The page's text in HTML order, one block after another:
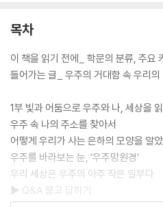
려움과 설렘을 통해 우리 자신이 어디
목차
이 책을 읽기 전에_ 학문의 분류, 주요
들어가는 글_ 우주의 거대함 속 우리
1부 빛과 어둠으로 우주와 나, 세상을
우주 속 나의 주소를 찾아서
어떻게 우리가 사는 은하의 모양을 알
우주를 바라보는 눈, ‘우주망원경’
우리 세상은 우주의 아주 작은 일부다
▶ Q&A 묻고 답하기